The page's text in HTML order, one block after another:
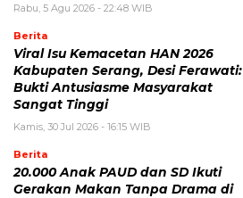
Rabu, 5 Agu 2026 - 22:48 WIB
Berita
Viral Isu Kemacetan HAN 2026
Kabupaten Serang, Desi Ferawati:
Bukti Antusiasme Masyarakat
Sangat Tinggi
Kamis, 30 Jul 2026 - 16:15 WIB
Berita
20.000 Anak PAUD dan SD Ikuti
Gerakan Makan Tanpa Drama di